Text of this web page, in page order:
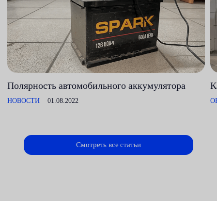
Полярность автомобильного аккумулятора
НОВОСТИ 01.08.2022
Смотреть все статьи